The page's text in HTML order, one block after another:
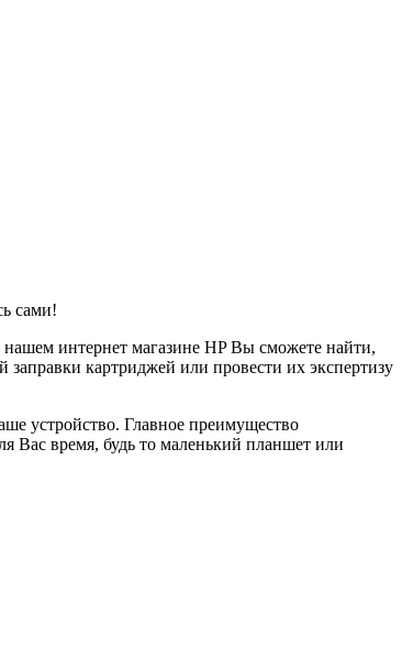
сами!
интернет магазине HP Вы сможете найти,
картриджей или провести их экспертизу
устройство. Главное преимущество
Вас время, будь то маленький планшет или